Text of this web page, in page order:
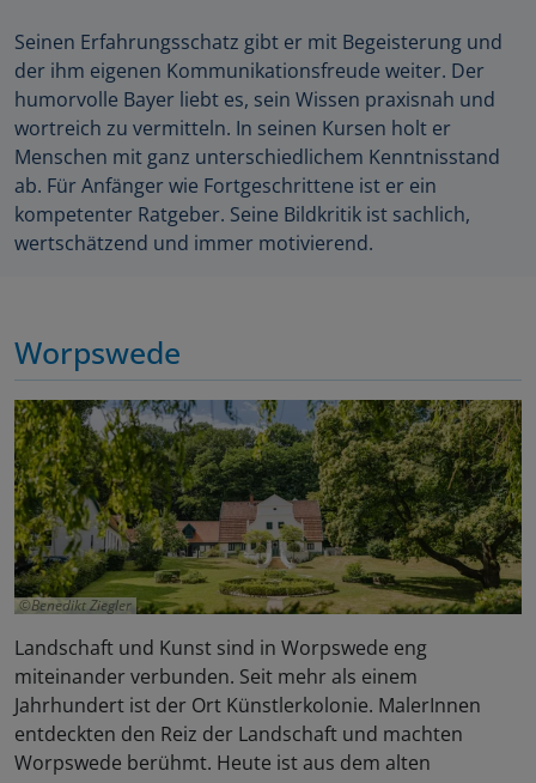
Seinen Erfahrungsschatz gibt er mit Begeisterung und
der ihm eigenen Kommunikationsfreude weiter. Der
humorvolle Bayer liebt es, sein Wissen praxisnah und
wortreich zu vermitteln. In seinen Kursen holt er
Menschen mit ganz unterschiedlichem Kenntnisstand
ab. Für Anfänger wie Fortgeschrittene ist er ein
kompetenter Ratgeber. Seine Bildkritik ist sachlich,
wertschätzend und immer motivierend.
Worpswede
Benedikt Ziegler
Landschaft und Kunst sind in Worpswede eng
miteinander verbunden. Seit mehr als einem
Jahrhundert ist der Ort Künstlerkolonie. MalerInnen
entdeckten den Reiz der Landschaft und machten
Worpswede berühmt. Heute ist aus dem alten